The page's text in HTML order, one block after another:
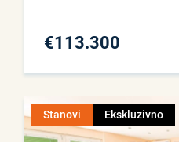
€113.300
Stanovi Ekskluzivno